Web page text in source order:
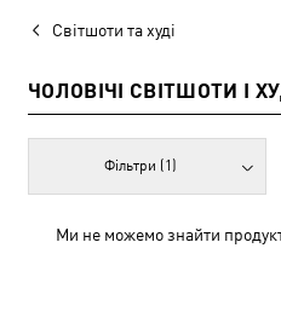
Світшоти та худі
ЧОЛОВІЧІ СВІТШОТИ І
Фільтри (1)
Ми не можемо знайти